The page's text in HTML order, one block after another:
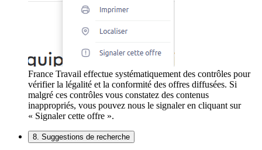
France Travail effectue systématiquement des contrôles pour
vérifier la légalité et la conformité des offres diffusées. Si
malgré ces contrôles vous constatez des contenus
inappropriés, vous pouvez nous le signaler en cliquant sur
« Signaler cette offre ».
8. Suggestions de recherche